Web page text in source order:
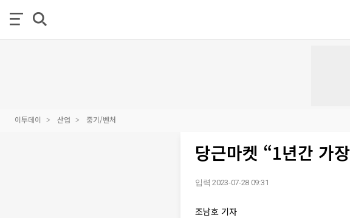
이투데이 산업 중기/벤처
당근마켓 “1년간 가
입력 2023-07-28 09:31
조남호 기자